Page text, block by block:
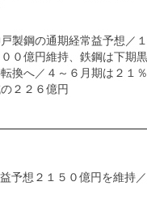
製鋼の通期経常益予想／１
００億円維持、鉄鋼は下期黒
換へ／４～６月期は２１％
２２６億円
予想２１５０億円を維持